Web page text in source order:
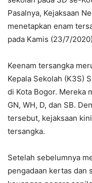
Pasalnya, Kejaksaan
menetapkan enam
pada Kamis (23/7/
Keenam tersangka
Kepala Sekolah (K3S)
di Kota Bogor. Mereka
GN, WH, D, dan SB.
tersebut, kejaksaan
tersangka.
Setelah sebelumnya
pengadaan kertas dan